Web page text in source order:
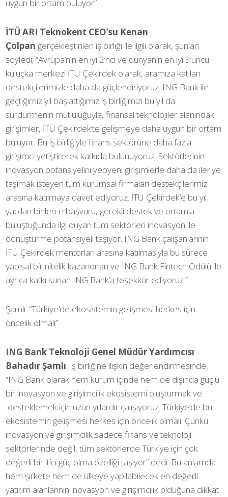
uygun bir ortam buluyor”
İTÜ ARI Teknokent CEO’su Kenan
Çolpan gerçekleştirilen iş birliği ile ilgili olarak, şunları
söyledi; “Avrupa’nın en iyi 2’nci ve dünyanın en iyi 3’üncü
kuluçka merkezi İTÜ Çekirdek olarak, aramıza katılan
destekçilerimizle daha da güçlendiriyoruz. ING Bank ile
geçtiğimiz yıl başlattığımız iş birliğimizi bu yıl da
sürdürmenin mutluluğuyla, finansal teknolojiler alanındaki
girişimler, İTÜ Çekirdek’te gelişmeye daha uygun bir ortam
buluyor. Bu iş birliğiyle finans sektörüne daha fazla
girişimci yetiştirerek katkıda bulunuyoruz. Sektörlerinin
inovasyon potansiyelini yepyeni girişimlerle daha da ileriye
taşımak isteyen tüm kurumsal firmaları destekçilerimiz
arasına katılmaya davet ediyoruz. İTÜ Çekirdek’e bu yıl
yapılan binlerce başvuru, gerekli destek ve ortamla
buluştuğunda ilgi duyan tüm sektörleri inovasyon ile
dönüştürme potansiyeli taşıyor. ING Bank çalışanlarının
İTÜ Çekirdek mentorları arasına katılmasıyla bu sürece
yapısal bir nitelik kazandıran ve ING Bank Fintech Ödülü ile
ayrıca katkı sunan ING Bank’a teşekkür ediyoruz.”
Şamlı: “Türkiye’de ekosistemin gelişmesi herkes için
öncelik olmalı”
ING Bank Teknoloji Genel Müdür Yardımcısı
Bahadır Şamlı, iş birliğine ilişkin değerlendirmesinde,
“ING Bank olarak hem kurum içinde hem de dışında güçlü
bir inovasyon ve girişimcilik ekosistemi oluşturmak ve
desteklemek için uzun yıllardır çalışıyoruz. Türkiye’de bu
ekosistemin gelişmesi herkes için öncelik olmalı. Çünkü
inovasyon ve girişimcilik sadece finans ve teknoloji
sektörlerinde değil, tüm sektörlerde Türkiye için çok
değerli bir itici güç olma özelliği taşıyor” dedi. Bu anlamda
hem şirkete hem de ülkeye yapılabilecek en değerli
yatırım alanlarının inovasyon ve girişimcilik olduğuna dikkat